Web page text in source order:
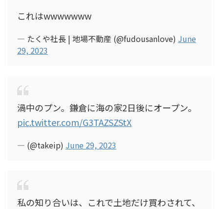
これはwwwwwww
— たくや社長 | 地場不動産 (@fudousanlove) June
29, 2023
渦中のプン。鎌倉に海の家2日後にオープン。
pic.twitter.com/G3TAZSZStX
— (@takeip) June 29, 2023
私の知り合いは、これで土地だけ買わされて、